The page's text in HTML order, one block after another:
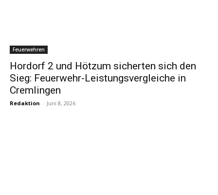
Feuerwehren
Hordorf 2 und Hötzum sicherten sich den
Sieg: Feuerwehr-Leistungsvergleiche in
Cremlingen
Redaktion - Juni 8, 2026